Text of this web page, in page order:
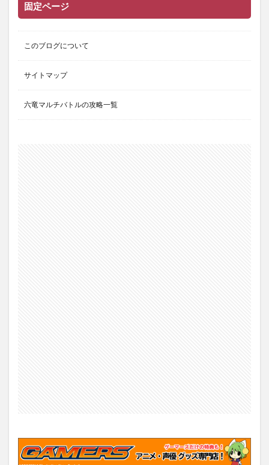
固定ページ
このブログについて
サイトマップ
六竜マルチバトルの攻略一覧